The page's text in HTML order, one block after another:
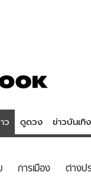
ว ดูดวง ข่าวบันเทิง
ดูดว
การเมือง ต่างปร